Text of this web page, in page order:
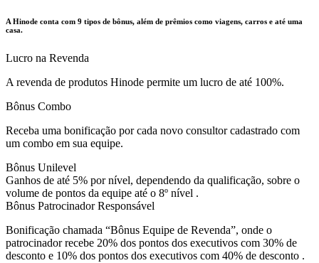
A Hinode conta com 9 tipos de bônus, além de prêmios como viagens, carros e até uma
casa.
Lucro na Revenda
A revenda de produtos Hinode permite um lucro de até 100%.
Bônus Combo
Receba uma bonificação por cada novo consultor cadastrado com
um combo em sua equipe.
Bônus Unilevel
Ganhos de até 5% por nível, dependendo da qualificação, sobre o
volume de pontos da equipe até o 8º nível .
Bônus Patrocinador Responsável
Bonificação chamada “Bônus Equipe de Revenda”, onde o
patrocinador recebe 20% dos pontos dos executivos com 30% de
desconto e 10% dos pontos dos executivos com 40% de desconto .